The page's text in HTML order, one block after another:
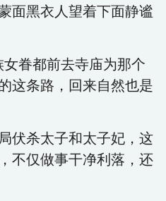
面黑衣人望着下面静谧
眷都前去寺庙为那个
这条路，回来自然也是
伏杀太子和太子妃，这
不仅做事干净利落，还